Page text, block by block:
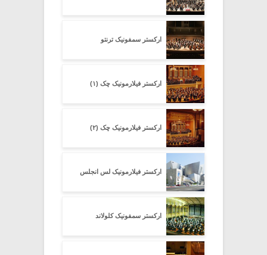
ارکستر سمفونیک ترنتو
ارکستر فیلارمونیک چک (۱)
ارکستر فیلارمونیک چک (۲)
ارکستر فیلارمونیک لس انجلس
ارکستر سمفونیک کلولاند